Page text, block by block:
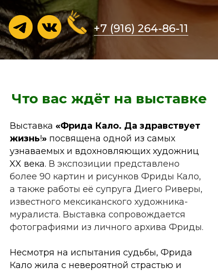
Что вас ждёт на выставке
Выставка «Фрида Кало. Да здравствует
жизнь!» посвящена одной из самых
узнаваемых и вдохновляющих художниц
XX века. В экспозиции представлено
более 90 картин и рисунков Фриды Кало,
а также работы её супруга Диего Риверы,
известного мексиканского художника-
муралиста. Выставка сопровождается
фотографиями из личного архива Фриды.
Несмотря на испытания судьбы, Фрида
Кало жила с невероятной страстью и